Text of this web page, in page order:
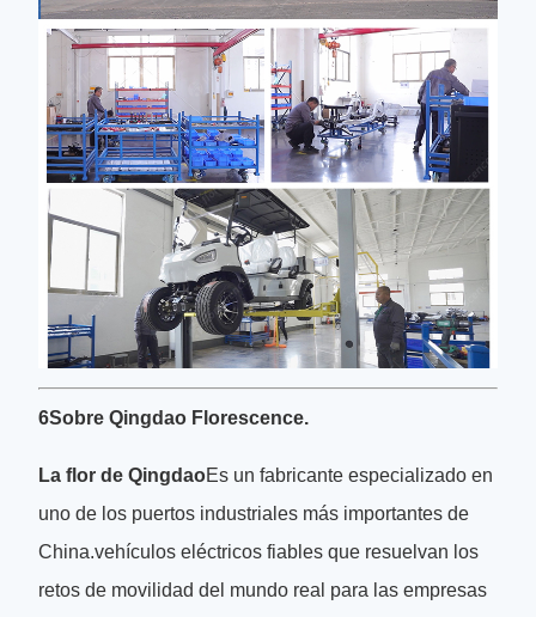
6Sobre Qingdao Florescence.
La flor de QingdaoEs un fabricante especializado en
uno de los puertos industriales más importantes de
China.vehículos eléctricos fiables que resuelvan los
retos de movilidad del mundo real para las empresas